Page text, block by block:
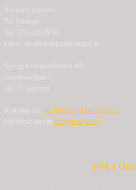
Ansvarig utgivare:
BG Nilensjö
Tel: 070-226 99 95
Epost: bg.nilensjo[at]springlfa.se
Spring Kommunikation AB
Görslövsvägen 8
263 71 Jonstorp
Kontakta oss: bg.nilensjo[at]springlfa.se
Här hittar du vår Integritetspolicy
FÖLJ OSS